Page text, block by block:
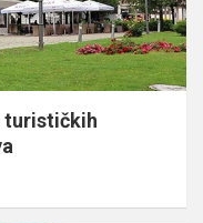
turističkih